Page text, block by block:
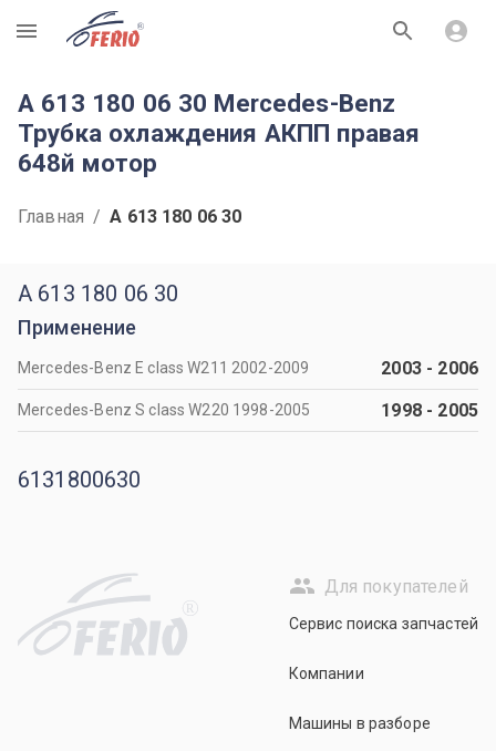
R
A 613 180 06 30 Mercedes-Benz
Трубка охлаждения АКПП правая
648й мотор
Главная / A 613 180 06 30
A 613 180 06 30
Применение
Mercedes-Benz E class W211 2002-2009 2003- 2006
Mercedes-Benz S class W220 1998-2005 1998- 2005
6131800630
R
Для покупателей
Сервис поиска запчастей
Компании
Машины в разборе